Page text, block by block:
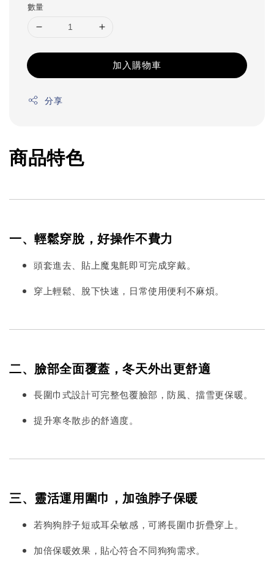
數量
加入購物車
分享
商品特色
一、輕鬆穿脫，好操作不費力
頭套進去、貼上魔鬼氈即可完成穿戴。
穿上輕鬆、脫下快速，日常使用便利不麻煩。
二、臉部全面覆蓋，冬天外出更舒適
長圍巾式設計可完整包覆臉部，防風、擋雪更保暖。
提升寒冬散步的舒適度。
三、靈活運用圍巾，加強脖子保暖
若狗狗脖子短或耳朵敏感，可將長圍巾折疊穿上。
加倍保暖效果，貼心符合不同狗狗需求。